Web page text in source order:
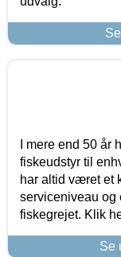
I mere end 50
fiskeudstyr til
har altid været et
serviceniveau og
fiskegrejet. Klik
Se